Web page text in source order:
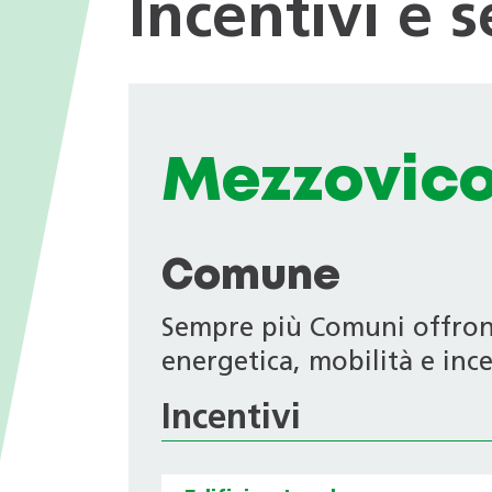
I valori
Archivio Newsletter
nei Comuni
Giochi tematici
Incentivi e
Comune
Sempre più Comuni
energetica, mobilità e
Incentivi